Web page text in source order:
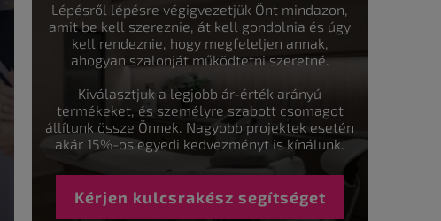
Lépésről lépésre végigvezetjük Önt mindazon,
amit be kell szereznie, át kell gondolnia és úgy
kell rendeznie, hogy megfeleljen annak,
ahogyan szalonját működtetni szeretné.
Kiválasztjuk a legjobb ár-érték arányú
termékeket, és személyre szabott csomagot
állítunk össze Önnek. Nagyobb projektek esetén
akár 15%-os egyedi kedvezményt is kínálunk.
Kérjen kulcsrakész segítséget